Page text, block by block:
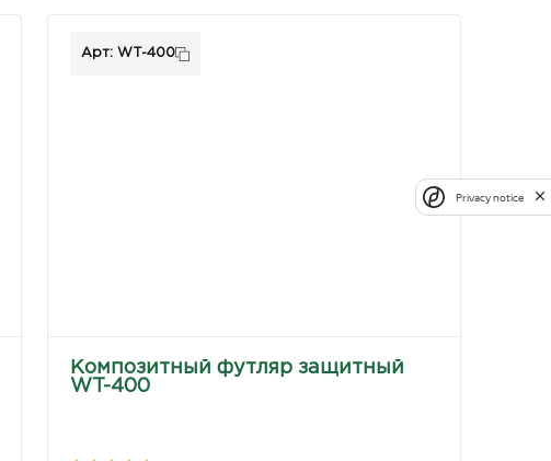
Арт: WT-400
Композитный футляр защитный
WT-400
Privacy notice